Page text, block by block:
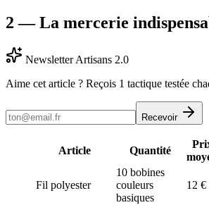
2 — La mercerie
Newsletter Artisans 2.0
Aime cet article ? Reçois 1 tactique testée
Recevoir
Article Quantité
Fil polyester
10 bobines
couleurs
basiques
12 €